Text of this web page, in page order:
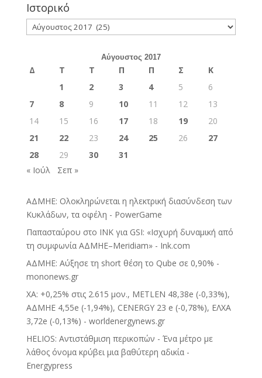
Ιστορικό
Ιστορικό
Αύγουστος 2017
Δ Τ Τ Π Π Σ
Κ
1
2 3 4 5
6
7
8 9 10 11 12
13
14
15 16 17 18 19
20
21
22 23 24 25 26
27
28
29 30
31
« Ιούλ
Σεπ »
ΑΔΜΗΕ: Ολοκληρώνεται η ηλεκτρική διασύνδεση των
Κυκλάδων, τα οφέλη - PowerGame
Παπασταύρου στο INK για GSI: «Ισχυρή δυναμική από
τη συμφωνία ΑΔΜΗΕ–Meridiam» - Ink.com
ΑΔΜΗΕ: Αύξησε τη short θέση το Qube σε 0,90% -
mononews.gr
ΧΑ: +0,25% στις 2.615 μον., METLEN 48,38e (-0,33%),
ΑΔΜΗΕ 4,55e (-1,94%), CENERGY 23 e (-0,78%), ΕΛΧΑ
3,72e (-0,13%) - worldenergynews.gr
HELIOS: Αντιστάθμιση περικοπών - Ένα μέτρο με
λάθος όνομα κρύβει μια βαθύτερη αδικία -
Energypress